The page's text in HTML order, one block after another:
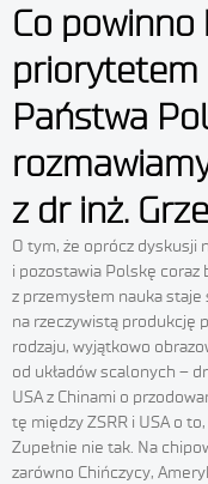
Co
priorytetem
Państwa
z dr inż.
O tym, że oprócz dyskusji
i pozostawia Polskę coraz
z przemysłem nauka
na rzeczywistą produkcję
rodzaju, wyjątkowo
od układów scalonych –
USA z Chinami o
tę między ZSRR i USA o
Zupełnie nie tak. Na
zarówno Chińczycy,